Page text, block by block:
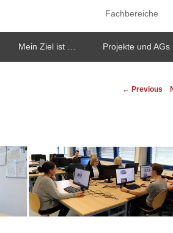
Fachbereiche
Mein Ziel ist … Projekte und AGs
Post
← Previous